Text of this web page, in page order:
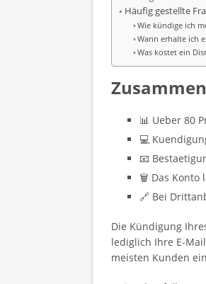
Häufig gestellte
Wie kündige ich
Wann erhalte ich
Was kostet ein
📊 Ueber 80
💻
📧
🗑️ Das Konto
🔗 Bei
Die Kündigung
lediglich Ihre E-
meisten Kunden